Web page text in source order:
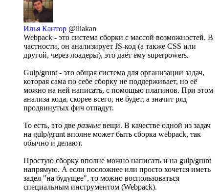
Илья Кантор @iliakan
Webpack - это система сборки с массой возможностей. В
частности, он анализирует JS-код (а также CSS или
другой, через лоадеры), это даёт ему superpowers.
Gulp/grunt - это общая система для организации задач,
которая сама по себе сборку не поддерживает, но её
можно на ней написать, с помощью плагинов. При этом
анализа кода, скорее всего, не будет, а значит ряд
продвинутых фич отпадут.
То есть, это две разные вещи. В качестве одной из задач
на gulp/grunt вполне может быть сборка webpack, так
обычно и делают.
Простую сборку вполне можно написать и на gulp/grunt
напрямую. А если посложнее или просто хочется иметь
задел "на будущее", то можно воспользоваться
специальным инструментом (Webpack).